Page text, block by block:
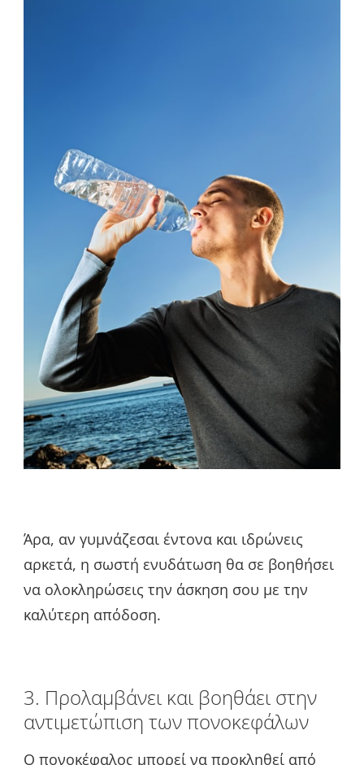
Άρα, αν γυμνάζεσαι έντονα και ιδρώνεις
αρκετά, η σωστή ενυδάτωση θα σε βοηθήσει
να ολοκληρώσεις την άσκηση σου με την
καλύτερη απόδοση.
3. Προλαμβάνει και βοηθάει στην
αντιμετώπιση των πονοκεφάλων
Ο πονοκέφαλος μπορεί να προκληθεί από